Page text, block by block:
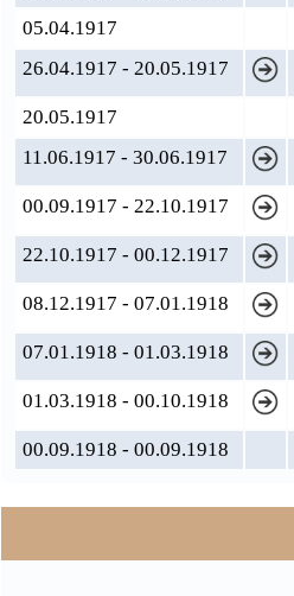
05.04.1917
26.04.1917 - 20.05.1917
20.05.1917
11.06.1917 - 30.06.1917
00.09.1917 - 22.10.1917
22.10.1917 - 00.12.1917
08.12.1917 - 07.01.1918
07.01.1918 - 01.03.1918
01.03.1918 - 00.10.1918
00.09.1918 - 00.09.1918